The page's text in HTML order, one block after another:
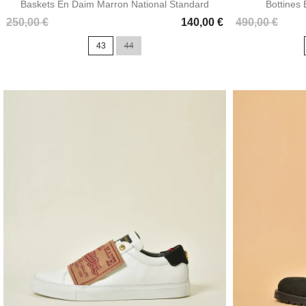
Baskets En Daim Marron National Standard
250,00 € 140,00 €
Prix
43 44
Bottines
490,00 €
Prix